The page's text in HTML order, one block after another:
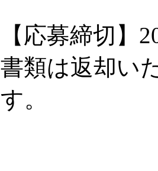
【応募締切】
書類は返却い
す。